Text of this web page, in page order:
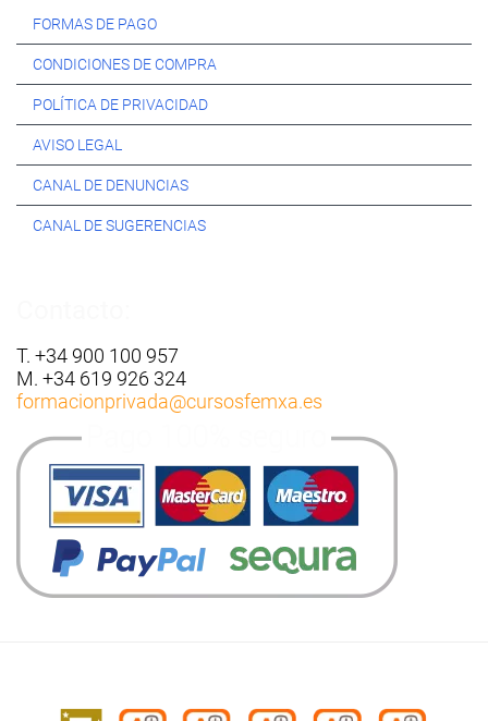
FORMAS DE PAGO
CONDICIONES DE COMPRA
POLÍTICA DE PRIVACIDAD
AVISO LEGAL
CANAL DE DENUNCIAS
CANAL DE SUGERENCIAS
T. +34 900 100 957
M. +34 619 926 324
formacionprivada@cursosfemxa.es